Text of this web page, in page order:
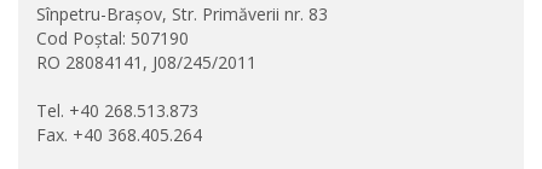
Sînpetru-Brașov, Str. Primăverii nr. 83
Cod Poștal: 507190
RO 28084141, J08/245/2011
Tel. +40 268.513.873
Fax. +40 368.405.264